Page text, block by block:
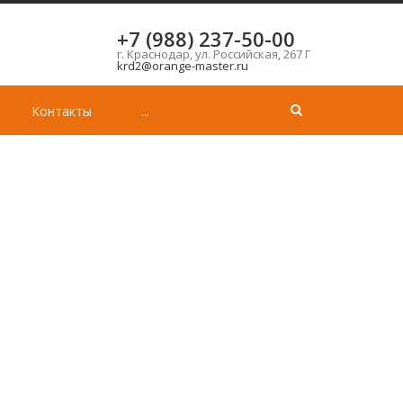
+7 (988) 237-50-00
г. Краснодар, ул. Российская, 267 Г
krd2@orange-master.ru
Контакты ...